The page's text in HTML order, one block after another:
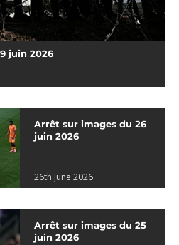
juin 2026
Arrêt sur images du 26
juin 2026
26th June 2026
Arrêt sur images du 25
juin 2026